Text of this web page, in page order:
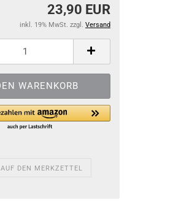
23,90 EUR
inkl. 19% MwSt. zzgl. Versand
AUF DEN MERKZETTEL